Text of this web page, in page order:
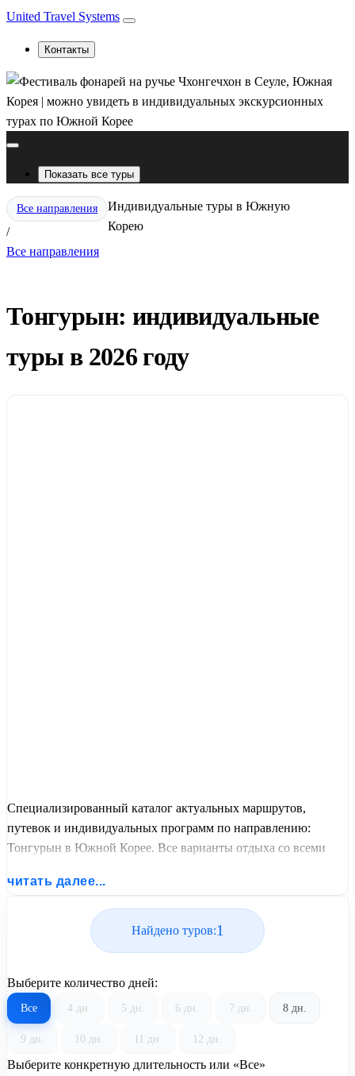
United Travel Systems
Контакты
Показать все туры
Все направления
/
Индивидуальные туры в Южную
Корею
Все направления
Тонгурын: индивидуальные
туры в 2026 году
Специализированный каталог актуальных маршрутов,
путевок и индивидуальных программ по направлению:
Тонгурын в Южной Корее. Все варианты отдыха со всеми
актуальным графиком заездов от United Travel Systems.
читать далее...
Найдено туров:1
Выберите количество дней:
Все 4 дн. 5 дн. 6 дн. 7 дн. 8 дн.
9 дн. 10 дн. 11 дн. 12 дн.
Выберите конкретную длительность или «Все»